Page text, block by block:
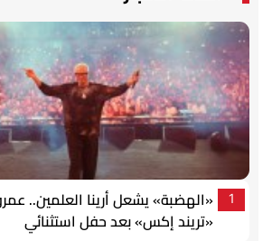
1
«الهضبة» يشعل أرينا العلمين..
«تريند إكس» بعد حفل استثنائي